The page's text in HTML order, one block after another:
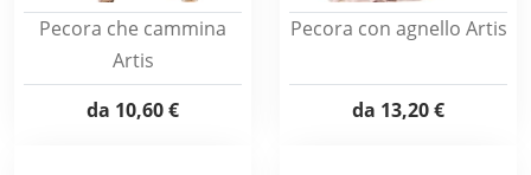
Pecora che cammina
Artis
da 10,60 €
Pecora con agnello Artis
da 13,20 €